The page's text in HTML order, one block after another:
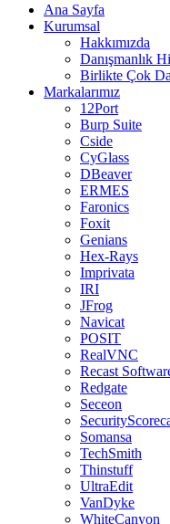
Ana Sayfa
Kurumsal
Hakkımızda
Danışmanlık
Birlikte Çok
Markalarımız
12Port
Burp Suite
Cside
CyGlass
DBeaver
ERMES
Faronics
Foxit
Genians
Hex-Rays
Imprivata
IRI
JFrog
Navicat
POSIT
RealVNC
Recast
Redgate
Seceon
Somansa
TechSmith
Thinstuff
UltraEdit
VanDyke
WhiteCanyon